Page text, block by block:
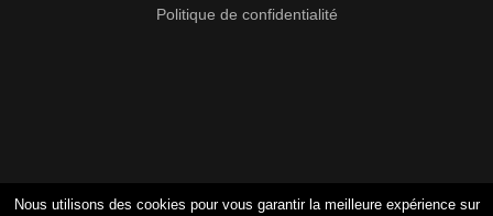
Politique de confidentialité
Nous utilisons des cookies pour vous garantir la meilleure expérience sur